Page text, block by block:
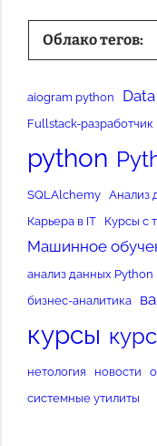
Облако тегов:
aiogram python
Fullstack-разработчик
python
SQLAlchemy Анализ
Карьера в IT
Курсы с
Машинное
анализ данных Python
бизнес-аналитика
курсы
нетология новости
системные утилиты